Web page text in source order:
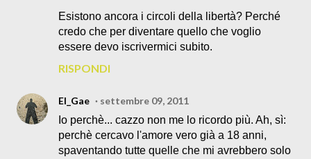
Esistono ancora i circoli della libertà? Perché
credo che per diventare quello che voglio
essere devo iscrivermici subito.
RISPONDI
El_Gae
settembre 09, 2011
Io perchè... cazzo non me lo ricordo più. Ah, sì:
perchè cercavo l'amore vero già a 18 anni,
spaventando tutte quelle che mi avrebbero solo